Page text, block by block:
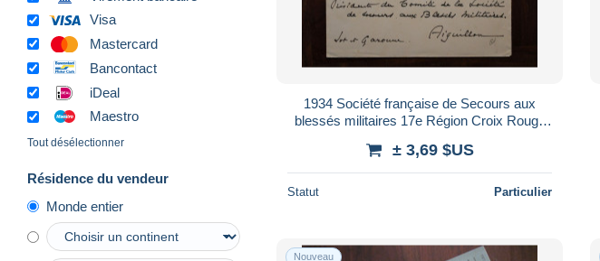
Visa
Mastercard
Bancontact
iDeal
Maestro
Tout désélectionner
Résidence du vendeur
Monde entier
1934 Société française de Secours aux
blessés militaires 17e Région Croix Rouge
± 3,69 $US
Statut Particulier
Nouveau